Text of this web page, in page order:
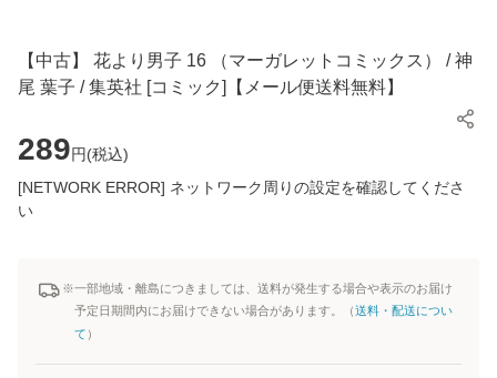
【中古】 花より男子 16 （マーガレットコミックス） / 神
尾 葉子 / 集英社 [コミック]【メール便送料無料】
289円(税込)
[NETWORK ERROR] ネットワーク周りの設定を確認してくださ
い
※一部地域・離島につきましては、送料が発生する場合や表示のお届け
予定日期間内にお届けできない場合があります。（送料・配送につい
て ）